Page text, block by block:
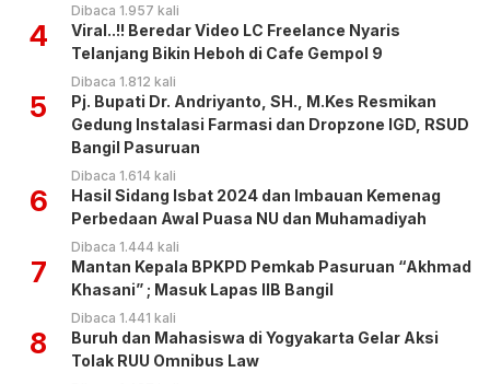
Dibaca 1.957 kali
4
Viral..!! Beredar Video LC Freelance Nyaris
Telanjang Bikin Heboh di Cafe Gempol 9
Dibaca 1.812 kali
5
Pj. Bupati Dr. Andriyanto, SH., M.Kes Resmikan
Gedung Instalasi Farmasi dan Dropzone IGD, RSUD
Bangil Pasuruan
Dibaca 1.614 kali
6
Hasil Sidang Isbat 2024 dan Imbauan Kemenag
Perbedaan Awal Puasa NU dan Muhamadiyah
Dibaca 1.444 kali
7
Mantan Kepala BPKPD Pemkab Pasuruan “Akhmad
Khasani” ; Masuk Lapas IIB Bangil
Dibaca 1.441 kali
8
Buruh dan Mahasiswa di Yogyakarta Gelar Aksi
Tolak RUU Omnibus Law